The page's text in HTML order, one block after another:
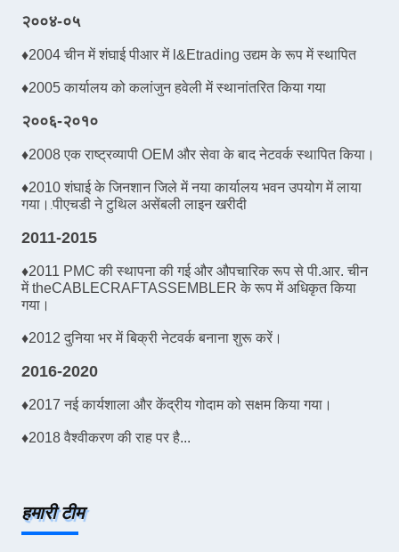
२००४-०५
♦2004 चीन में शंघाई पीआर में l&Etrading उद्यम के रूप में स्थापित
♦2005 कार्यालय को कलांजुन हवेली में स्थानांतरित किया गया
२००६-२०१०
♦2008 एक राष्ट्रव्यापी OEM और सेवा के बाद नेटवर्क स्थापित किया।
♦2010 शंघाई के जिनशान जिले में नया कार्यालय भवन उपयोग में लाया
गया। .पीएचडी ने टुथिल असेंबली लाइन खरीदी
2011-2015
♦2011 PMC की स्थापना की गई और औपचारिक रूप से पी.आर. चीन
में theCABLECRAFTASSEMBLER के रूप में अधिकृत किया
गया।
♦2012 दुनिया भर में बिक्री नेटवर्क बनाना शुरू करें।
2016-2020
♦2017 नई कार्यशाला और केंद्रीय गोदाम को सक्षम किया गया।
♦2018 वैश्वीकरण की राह पर है...
हमारी टीम